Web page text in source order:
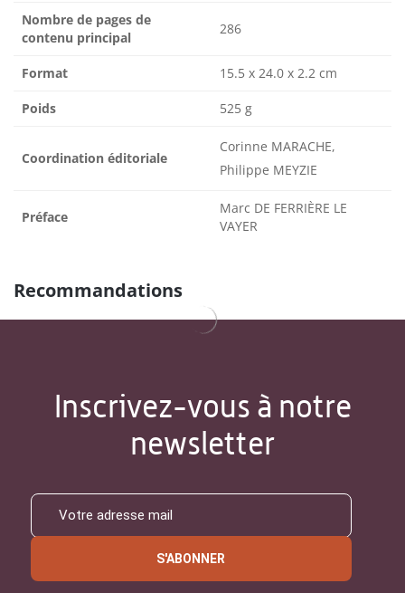
Nombre de pages de
contenu principal
286
Format 15.5 x 24.0 x 2.2 cm
Poids 525 g
Coordination éditoriale
Corinne MARACHE,
Philippe MEYZIE
Préface
Marc DE FERRIÈRE LE
VAYER
Recommandations
Inscrivez-vous à notre
newsletter
S'ABONNER